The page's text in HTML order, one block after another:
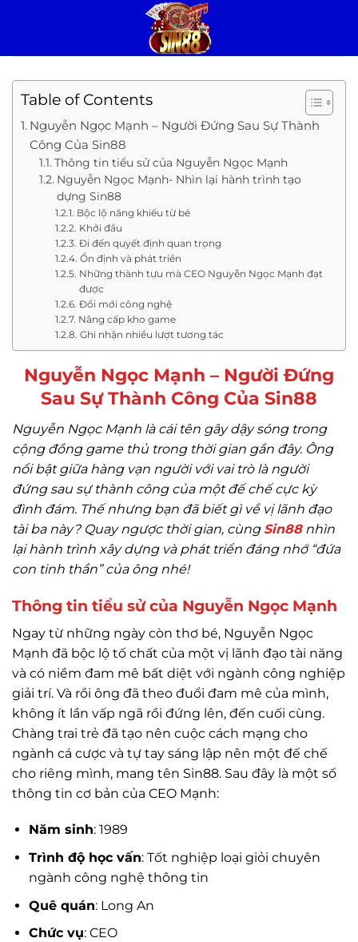
Table of Contents
Nguyễn Ngọc Mạnh – Người Đứng Sau Sự Thành
Công Của Sin88
Thông tin tiểu sử của Nguyễn Ngọc Mạnh
Nguyễn Ngọc Mạnh- Nhìn lại hành trình tạo
dựng Sin88
Bộc lộ năng khiếu từ bé
Khởi đầu
Đi đến quyết định quan trọng
Ổn định và phát triển
Những thành tựu mà CEO Nguyễn Ngọc Mạnh đạt
được
Đổi mới công nghệ
Nâng cấp kho game
Ghi nhận nhiều lượt tương tác
Nguyễn Ngọc Mạnh – Người Đứng
Sau Sự Thành Công Của Sin88
Nguyễn Ngọc Mạnh là cái tên gây dậy sóng trong
cộng đồng game thủ trong thời gian gần đây. Ông
nổi bật giữa hàng vạn người với vai trò là người
đứng sau sự thành công của một đế chế cực kỳ
đình đám. Thế nhưng bạn đã biết gì về vị lãnh đạo
tài ba này? Quay ngược thời gian, cùng Sin88nhìn
lại hành trình xây dựng và phát triển đáng nhớ “đứa
con tinh thần” của ông nhé!
Thông tin tiểu sử của Nguyễn Ngọc Mạnh
Ngay từ những ngày còn thơ bé, Nguyễn Ngọc
Mạnh đã bộc lộ tố chất của một vị lãnh đạo tài năng
và có niềm đam mê bất diệt với ngành công nghiệp
giải trí. Và rồi ông đã theo đuổi đam mê của mình,
không ít lần vấp ngã rồi đứng lên, đến cuối cùng.
Chàng trai trẻ đã tạo nên cuộc cách mạng cho
ngành cá cược và tự tay sáng lập nên một đế chế
cho riêng mình, mang tên Sin88. Sau đây là một số
thông tin cơ bản của CEO Mạnh:
Năm sinh: 1989
Trình độ học vấn: Tốt nghiệp loại giỏi chuyên
ngành công nghệ thông tin
Quê quán: Long An
Chức vụ: CEO